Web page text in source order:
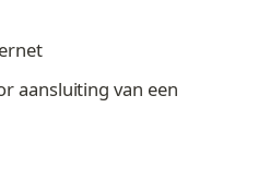
aansluiting van een